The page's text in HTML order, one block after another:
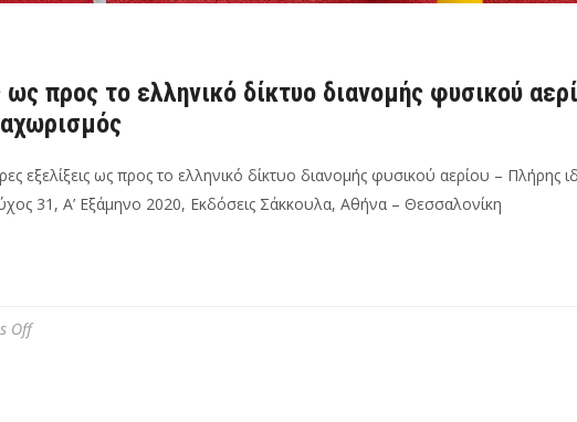
προς το ελληνικό δίκτυο διανομής φυσικού
εξελίξεις ως προς το ελληνικό δίκτυο διανομής φυσικού αερίου – Πλήρης
31, Α’ Εξάμηνο 2020, Εκδόσεις Σάκκουλα, Αθήνα – Θεσσαλονίκη
Offon